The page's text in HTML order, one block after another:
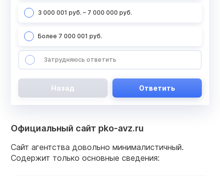
3 000 001 руб. – 7 000 000 руб.
Более 7 000 001 руб.
Затрудняюсь ответить
Назад Ответить
Официальный сайт pko-avz.ru
Сайт агентства довольно минималистичный.
Содержит только основные сведения: